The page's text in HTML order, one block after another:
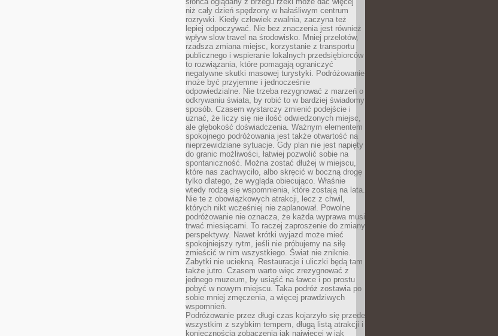
niż cały dzień spędzony w hałaśliwym centrum
rozrywki. Kiedy człowiek zwalnia, zaczyna też
lepiej odpoczywać. Nie bez znaczenia jest również
wpływ slow travel na środowisko. Mniej przelotów,
rzadsza zmiana miejsc, korzystanie z transportu
publicznego i wspieranie lokalnych przedsiębiorców
to rozwiązania, które pomagają ograniczyć
negatywne skutki masowej turystyki. Podróżowanie
może być przyjemne i jednocześnie
odpowiedzialne. Nie trzeba rezygnować z marzeń o
odkrywaniu świata, by robić to w bardziej świadomy
sposób. Czasem wystarczy zmienić podejście i
uznać, że liczy się nie ilość odwiedzonych miejsc,
ale głębokość doświadczenia. Ważnym elementem
spokojnego podróżowania jest także otwartość na
nieprzewidziane sytuacje. Gdy plan nie jest napięty
do granic możliwości, łatwiej pozwolić sobie na
spontaniczność. Można zostać dłużej w miejscu,
które nas zachwyciło, albo skręcić w boczną drogę
tylko dlatego, że wygląda obiecująco. Właśnie
wtedy rodzą się wspomnienia, które zostają na lata.
Nie te z obowiązkowych atrakcji, lecz z chwil,
których nikt wcześniej nie zaplanował. Powolne
podróżowanie nie oznacza, że każda wyprawa musi
trwać miesiącami. To raczej zaproszenie do zmiany
perspektywy. Nawet krótki wyjazd może mieć
spokojniejszy rytm, jeśli nie próbujemy na siłę
zmieścić w nim wszystkiego. Świat nie zniknie.
Zabytki nie uciekną. Restauracje i uliczki będą tam
także jutro. Czasem warto więc zrezygnować z
jednego muzeum, by usiąść na ławce i po prostu
pobyć w nowym miejscu. Taka podróż zostawia po
sobie mniej zmęczenia, a więcej prawdziwych
wspomnień.
Podróżowanie przez długi czas kojarzyło się przede
wszystkim z szybkim tempem, długą listą atrakcji i
koniecznością zobaczenia jak najwięcej w jak